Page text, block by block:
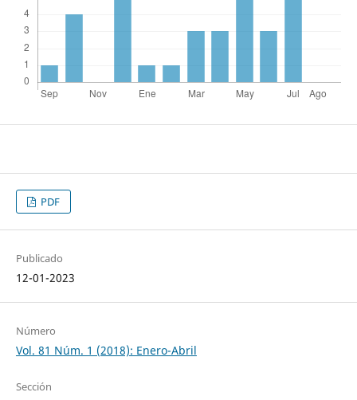
PDF
Publicado
12-01-2023
Número
Vol. 81 Núm. 1 (2018): Enero-Abril
Sección